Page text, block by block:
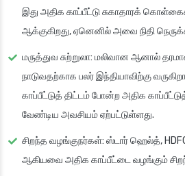
இது அதிக காப்பீட்டு சுகாதாரக்
ஆக்குகிறது, ஏனெனில் அவை நிதி
மருத்துவ சுற்றுலா: மலிவான ஆனால்
நாடுவதற்காக பலர் இந்தியாவிற்கு
காப்பீட்டுத் திட்டம் போன்ற அதிக
வேண்டிய அவசியம் ஏற்பட்டுள்ளது.
சிறந்த வழங்குநர்கள்: ஸ்டார் ஹெல்த்,
ஆகியவை அதிக காப்பீட்டை வழங்கும்